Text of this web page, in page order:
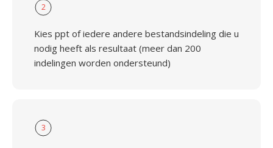
2
Kies ppt of iedere andere bestandsindeling die u
nodig heeft als resultaat (meer dan 200
indelingen worden ondersteund)
3